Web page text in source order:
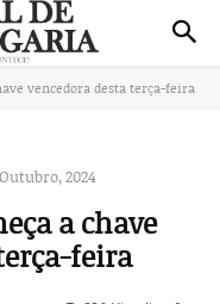
vencedora desta terça-feira
2024
a chave
feira